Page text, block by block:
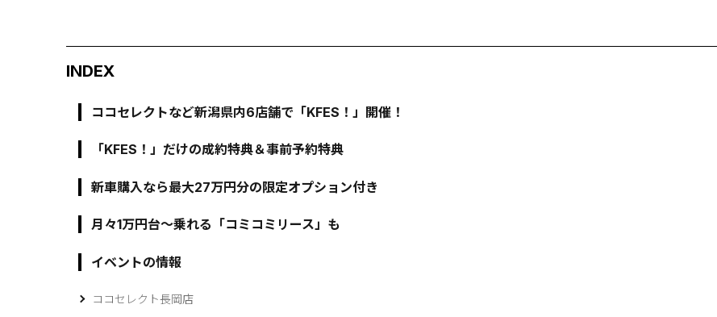
INDEX
ココセレクトなど新潟県内6店舗で「KFES！」開催！
「KFES！」だけの成約特典＆事前予約特典
新車購入なら最大27万円分の限定オプション付き
月々1万円台～乗れる「コミコミリース」も
イベントの情報
ココセレクト長岡店